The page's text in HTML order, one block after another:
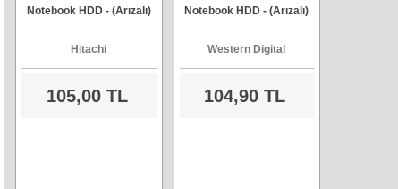
Notebook HDD - (Arızalı)
Hitachi
105,00 TL
Notebook HDD - (Arızalı)
Western Digital
104,90 TL